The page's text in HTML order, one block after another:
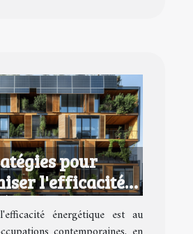
pour
l'efficacité
dans les
locatifs
énergétique est au